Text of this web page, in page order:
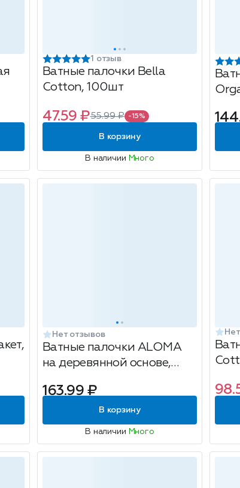
1 отзыв
Ватные палочки Bella
Cotton, 100шт
47.59 ₽55.99 ₽ -15%
В корзину
В наличии Много
Нет отзывов
Ватные палочки ALOMA
на деревянной основе,
163.99 ₽
В корзину
В наличии Много